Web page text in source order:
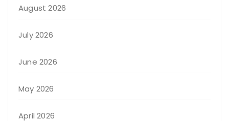
August 2026
July 2026
June 2026
May 2026
April 2026